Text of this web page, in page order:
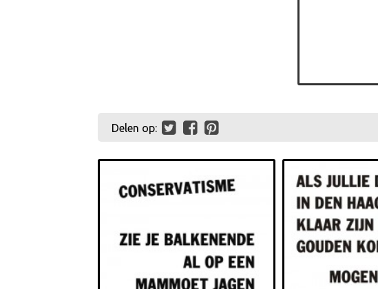
Delen op: